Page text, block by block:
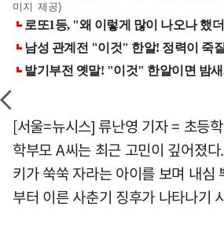
미지 제공)
[서울=뉴시스] 류난영 기자 = 초등
학부모 A씨는 최근 고민이 깊어졌
키가 쑥쑥 자라는 아이를 보며 내심
부터 이른 사춘기 징후가 나타나기